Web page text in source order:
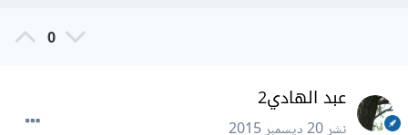
0
عبد الهادي2